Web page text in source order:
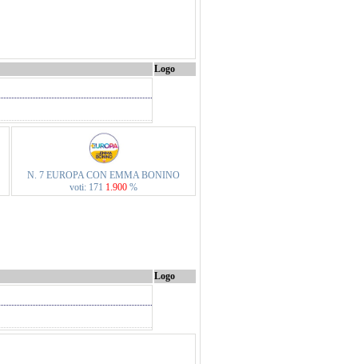
Logo
N. 7 EUROPA CON EMMA BONINO
voti: 171 1.900 %
Logo